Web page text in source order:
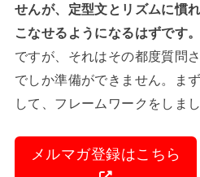
せんが、定型文とリズムに慣
こなせるようになるはずです。
ですが、それはその都度質問
でしか準備ができません。ま
して、フレームワークをしまし
メルマガ登録はこちら